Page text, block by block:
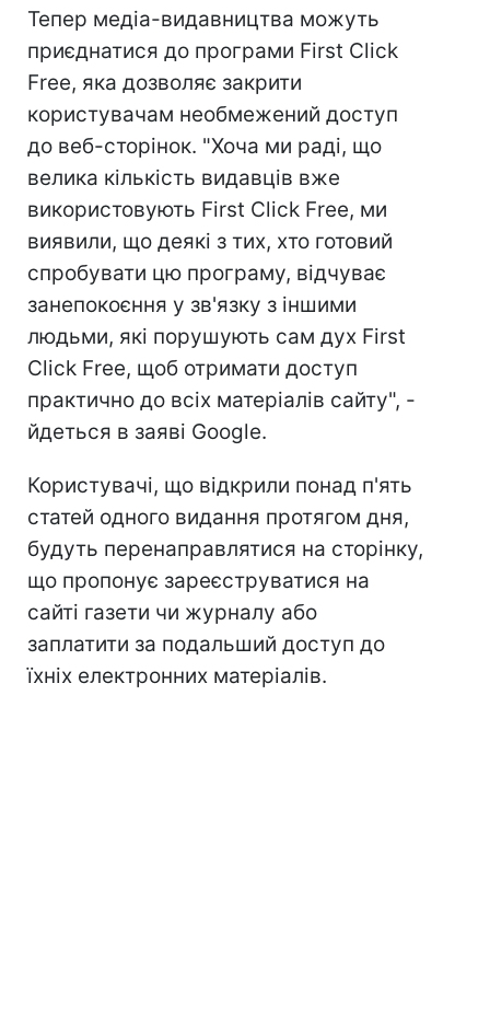
Тепер медіа-видавництва можуть
приєднатися до програми First Click
Free, яка дозволяє закрити
користувачам необмежений доступ
до веб-сторінок. "Хоча ми раді, що
велика кількість видавців вже
використовують First Click Free, ми
виявили, що деякі з тих, хто готовий
спробувати цю програму, відчуває
занепокоєння у зв'язку з іншими
людьми, які порушують сам дух First
Click Free, щоб отримати доступ
практично до всіх матеріалів сайту", -
йдеться в заяві Google.
Користувачі, що відкрили понад п'ять
статей одного видання протягом дня,
будуть перенаправлятися на сторінку,
що пропонує зареєструватися на
сайті газети чи журналу або
заплатити за подальший доступ до
їхніх електронних матеріалів.